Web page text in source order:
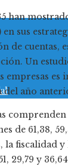
han
en sus
de cuentas,
Un
es
año
de 61,38,
la fiscalidad
29,79 y